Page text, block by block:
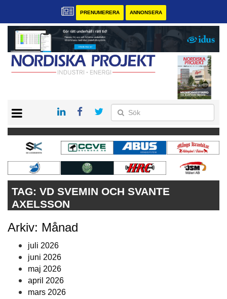
PRENUMERERA ANNONSERA
KONTAKT
VÅRA ANDRA MAGASIN
PRENUMERERA
ANNONSERA
TAG: VD SVEMIN OCH SVANTE
AXELSSON
Arkiv: Månad
juli 2026
juni 2026
maj 2026
april 2026
mars 2026